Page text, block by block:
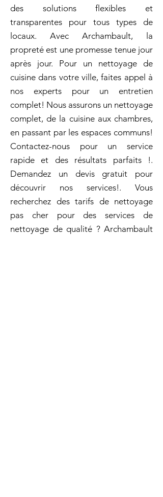
des solutions flexibles et
transparentes pour tous types de
locaux. Avec Archambault, la
propreté est une promesse tenue jour
après jour. Pour un nettoyage de
cuisine dans votre ville, faites appel à
nos experts pour un entretien
complet! Nous assurons un nettoyage
complet, de la cuisine aux chambres,
en passant par les espaces communs!
Contactez-nous pour un service
rapide et des résultats parfaits !.
Demandez un devis gratuit pour
découvrir nos services!. Vous
recherchez des tarifs de nettoyage
pas cher pour des services de
nettoyage de qualité ? Archambault